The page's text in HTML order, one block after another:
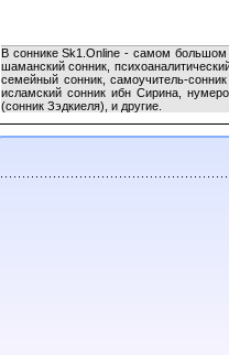
В соннике Sk1.Online - самом большом
шаманский сонник,
семейный сонник, самоучитель-
исламский сонник ибн Сирина,
(сонник Зэдкиеля), и другие.